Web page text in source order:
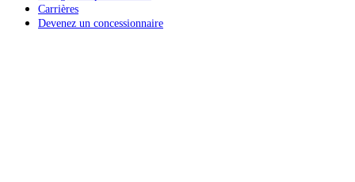
Carrières
Devenez un concessionnaire